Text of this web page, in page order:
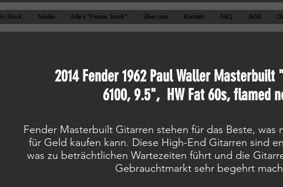
In Stock Media Ede`s "Private Stock" Über uns Kontakt FAQ AGB
2014 Fender 1962 Paul Waller Masterbuilt
6100, 9.5", HW Fat 60s, flamed
Fender Masterbuilt Gitarren stehen für das Beste, was
für Geld kaufen kann. Diese High-End Gitarren sind
was zu beträchtlichen Wartezeiten führt und die
Gebrauchtmarkt sehr begehrt